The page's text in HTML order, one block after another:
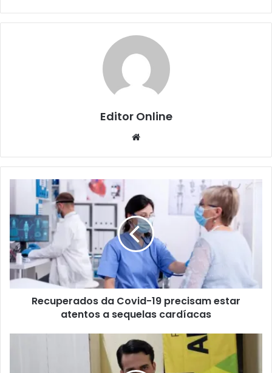
Editor Online
Recuperados da Covid-19 precisam estar
atentos a sequelas cardíacas